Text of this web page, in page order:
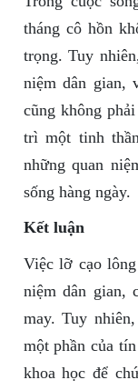
tháng cô hồn
trọng. Tuy
niệm dân gian,
cũng không
trì một tinh
những quan
sống hàng ngày.
Kết luận
Việc lỡ cạo
niệm dân gian,
may. Tuy
một phần của
khoa học để